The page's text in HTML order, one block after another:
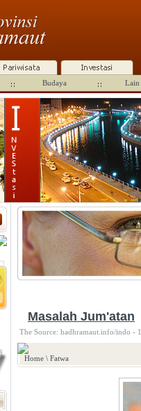
Budaya Lain
Masalah Jum'atan
The Source: hadhramaut.info/indo -
Home \ Fatwa